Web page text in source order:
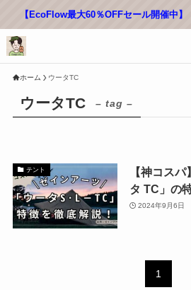
【EcoFlow最大60％OFFセール開催中】
ホーム ウータTC
ウータTC – tag –
テント
【神コス
タ TC」の
2024年9月6日
1